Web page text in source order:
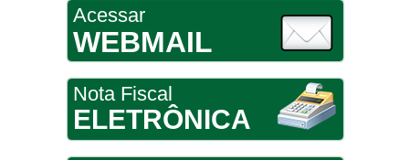
Acessar
WEBMAIL
Nota Fiscal
ELETRÔNICA